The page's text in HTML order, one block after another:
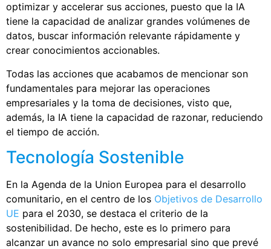
optimizar y accelerar sus acciones, puesto que la IA
tiene la capacidad de analizar grandes volúmenes de
datos, buscar información relevante rápidamente y
crear conocimientos accionables.
Todas las acciones que acabamos de mencionar son
fundamentales para mejorar las operaciones
empresariales y la toma de decisiones, visto que,
además, la IA tiene la capacidad de razonar, reduciendo
el tiempo de acción.
Tecnología Sostenible
En la Agenda de la Union Europea para el desarrollo
comunitario, en el centro de los Objetivos de Desarrollo
UE para el 2030, se destaca el criterio de la
sostenibilidad. De hecho, este es lo primero para
alcanzar un avance no solo empresarial sino que prevé